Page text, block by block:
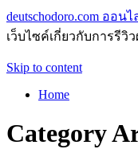
deutschodoro.com ออน
เว็บไซค์เกี่ยวกับการรี
Skip to content
Home
Category